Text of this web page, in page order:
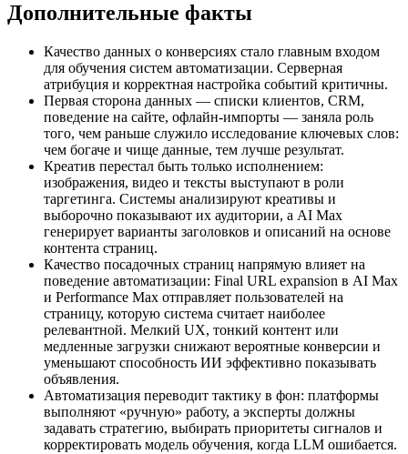
Дополнительные факты
Качество данных о конверсиях стало главным входом
для обучения систем автоматизации. Серверная
атрибуция и корректная настройка событий критичны.
Первая сторона данных — списки клиентов, CRM,
поведение на сайте, офлайн-импорты — заняла роль
того, чем раньше служило исследование ключевых слов:
чем богаче и чище данные, тем лучше результат.
Креатив перестал быть только исполнением:
изображения, видео и тексты выступают в роли
таргетинга. Системы анализируют креативы и
выборочно показывают их аудитории, а AI Max
генерирует варианты заголовков и описаний на основе
контента страниц.
Качество посадочных страниц напрямую влияет на
поведение автоматизации: Final URL expansion в AI Max
и Performance Max отправляет пользователей на
страницу, которую система считает наиболее
релевантной. Мелкий UX, тонкий контент или
медленные загрузки снижают вероятные конверсии и
уменьшают способность ИИ эффективно показывать
объявления.
Автоматизация переводит тактику в фон: платформы
выполняют «ручную» работу, а эксперты должны
задавать стратегию, выбирать приоритеты сигналов и
корректировать модель обучения, когда LLM ошибается.